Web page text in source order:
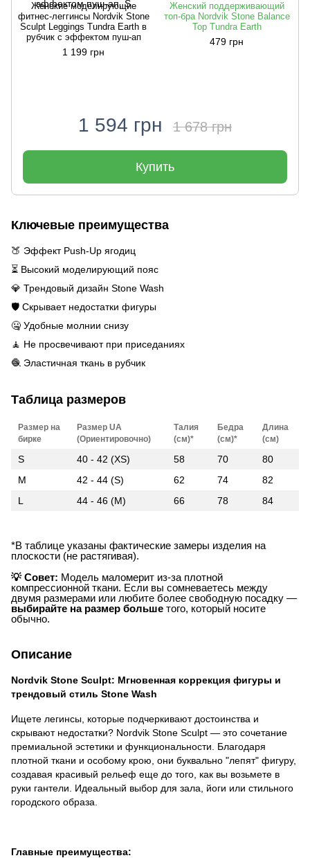
Женские моделирующие
фитнес-леггинсы Nordvik Stone
Sculpt Leggings Tundra Earth в
рубчик с эффектом пуш-ап
1 199 грн
Женский поддерживающий
топ-бра Nordvik Stone Balance
Top Tundra Earth
479 грн
1 594 грн 1 678 грн
Купить
Ключевые преимущества
🍑 Эффект Push-Up ягодиц
⏳ Высокий моделирующий пояс
💎 Трендовый дизайн Stone Wash
🛡️ Скрывает недостатки фигуры
🤐 Удобные молнии снизу
🧘 Не просвечивают при приседаниях
🧶 Эластичная ткань в рубчик
Таблица размеров
Размер на
бирке
Размер UA
(Ориентировочно)
Талия
(см)*
Бедра
(см)*
Длина
(см)
S 40 - 42 (XS) 58 70
80
M
42 - 44 (S) 62 74
82
L
44 - 46 (M) 66 78 84
*В таблице указаны фактические замеры изделия на
плоскости (не растягивая).
💡 Совет: Модель маломерит из-за плотной
компрессионной ткани. Если вы сомневаетесь между
двумя размерами или любите более свободную посадку —
выбирайте на размер больше того, который носите
обычно.
Описание
Nordvik Stone Sculpt: Мгновенная коррекция фигуры и
трендовый стиль Stone Wash
Ищете легинсы, которые подчеркивают достоинства и
скрывают недостатки? Nordvik Stone Sculpt — это сочетание
премиальной эстетики и функциональности. Благодаря
плотной ткани и особому крою, они буквально "лепят" фигуру,
создавая красивый рельеф еще до того, как вы возьмете в
руки гантели. Идеальный выбор для зала, йоги или стильного
городского образа.
Главные преимущества: